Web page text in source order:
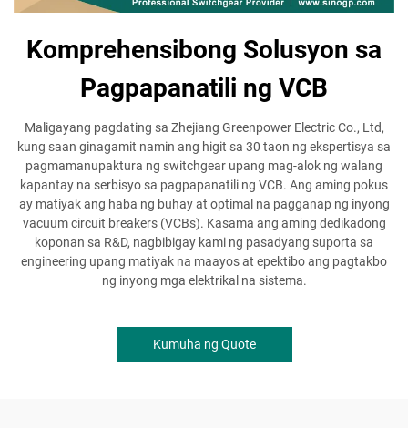
Komprehensibong Solusyon sa
Pagpapanatili ng VCB
Maligayang pagdating sa Zhejiang Greenpower Electric Co., Ltd,
kung saan ginagamit namin ang higit sa 30 taon ng ekspertisya sa
pagmamanupaktura ng switchgear upang mag-alok ng walang
kapantay na serbisyo sa pagpapanatili ng VCB. Ang aming pokus
ay matiyak ang haba ng buhay at optimal na pagganap ng inyong
vacuum circuit breakers (VCBs). Kasama ang aming dedikadong
koponan sa R&D, nagbibigay kami ng pasadyang suporta sa
engineering upang matiyak na maayos at epektibo ang pagtakbo
ng inyong mga elektrikal na sistema.
Kumuha ng Quote